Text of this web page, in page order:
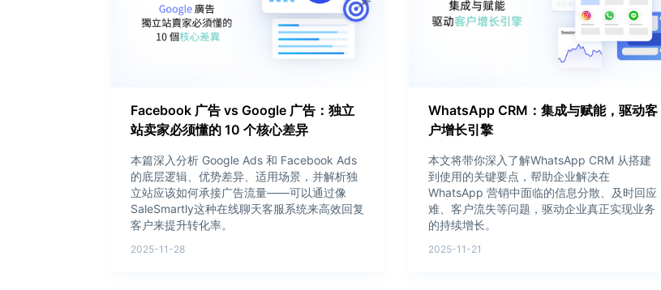
Facebook 广告 vs Google 广告：独立
站卖家必须懂的 10 个核心差异
本篇深入分析 Google Ads 和 Facebook Ads
的底层逻辑、优势差异、适用场景，并解析独
立站应该如何承接广告流量——可以通过像
SaleSmartly这种在线聊天客服系统来高效回复
客户来提升转化率。
2025-11-28
WhatsApp CRM：集成与赋能，驱动客
户增长引擎
本文将带你深入了解WhatsApp CRM 从搭建
到使用的关键要点，帮助企业解决在
WhatsApp 营销中面临的信息分散、及时回应
难、客户流失等问题，驱动企业真正实现业务
的持续增长。
2025-11-21